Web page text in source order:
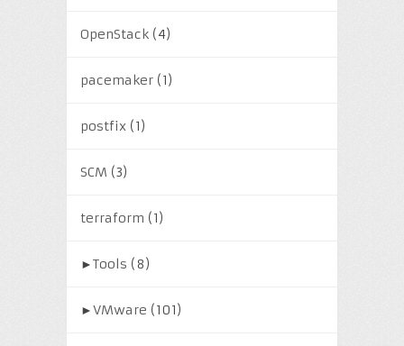
OpenStack(4)
pacemaker(1)
postfix(1)
SCM (3)
terraform (1)
►Tools (8)
►VMware (101)